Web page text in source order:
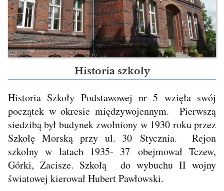
Historia szkoły
Historia Szkoły Podstawowej nr 5 wzięła swój
początek w okresie międzywojennym. Pierwszą
siedzibą był budynek zwolniony w 1930 roku przez
Szkołę Morską przy ul. 30 Stycznia. Rejon
szkolny w latach 1935- 37 obejmował Tczew,
Górki, Zacisze. Szkołą do wybuchu II wojny
światowej kierował Hubert Pawłowski.